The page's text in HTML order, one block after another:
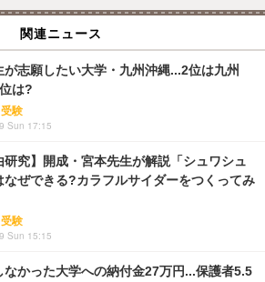
関連ニュース
が志願したい大学・九州沖縄...2位は九州
は?
験
Sun 17:15
研究】開成・宮本先生が解説「シュワシュ
なぜできる?カラフルサイダーをつくってみ
験
Sun 15:15
なかった大学への納付金27万円...保護者5.5